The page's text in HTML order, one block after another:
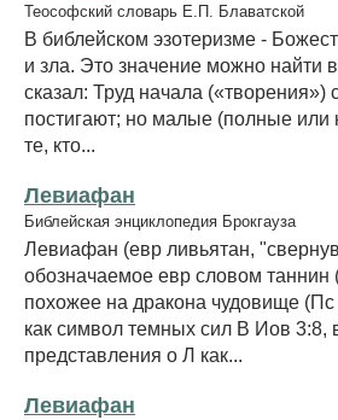
Теософский словарь Е.П. Блаватской
В библейском эзотеризме -
и зла. Это значение можно найти
сказал: Труд начала
постигают; но малые (полные
те, кто...
Левиафан
Библейская энциклопедия Брокгауза
Левиафан (евр ливьятан,
обозначаемое евр словом таннин
похожее на дракона чудовище
как символ темных сил В Иов
представления о Л как...
Левиафан